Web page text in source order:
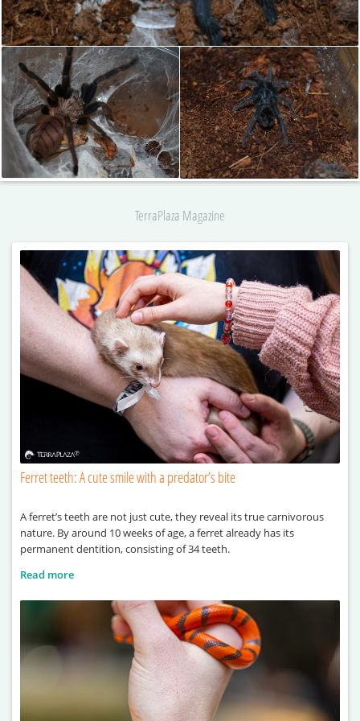
TerraPlaza Magazine
Ferret teeth: A cute smile with a predator’s bite
A ferret’s teeth are not just cute, they reveal its true carnivorous
nature. By around 10 weeks of age, a ferret already has its
permanent dentition, consisting of 34 teeth.
Read more